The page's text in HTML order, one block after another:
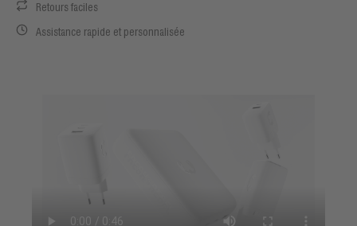
Retours faciles
Assistance rapide et personnalisée